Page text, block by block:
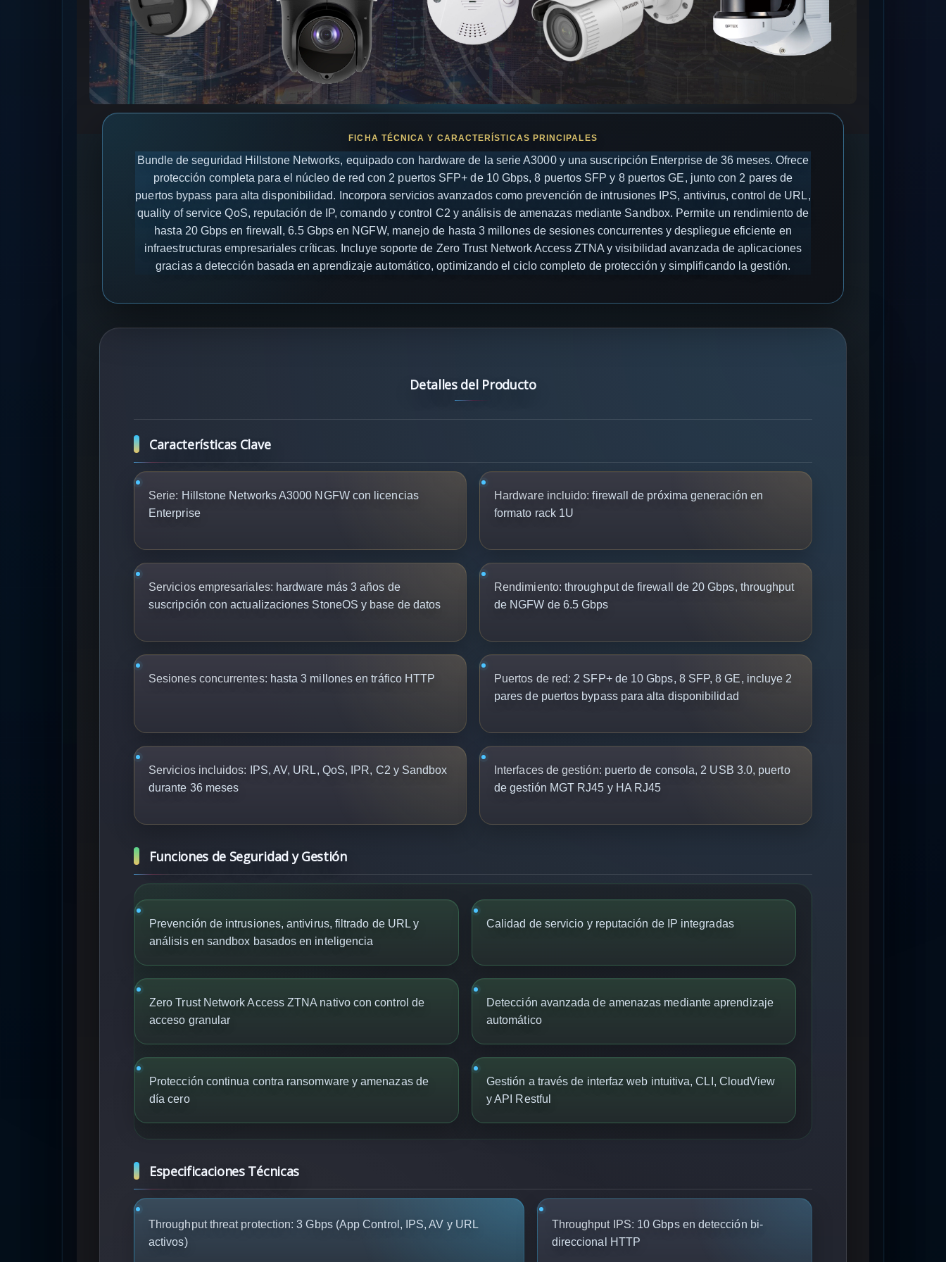
Bundle de seguridad Hillstone Networks, equipado con hardware de la serie A3000 y una suscripción Enterprise de 36 meses. Ofrece
protección completa para el núcleo de red con 2 puertos SFP+ de 10 Gbps, 8 puertos SFP y 8 puertos GE, junto con 2 pares de
puertos bypass para alta disponibilidad. Incorpora servicios avanzados como prevención de intrusiones IPS, antivirus, control de URL,
quality of service QoS, reputación de IP, comando y control C2 y análisis de amenazas mediante Sandbox. Permite un rendimiento de
hasta 20 Gbps en firewall, 6.5 Gbps en NGFW, manejo de hasta 3 millones de sesiones concurrentes y despliegue eficiente en
infraestructuras empresariales críticas. Incluye soporte de Zero Trust Network Access ZTNA y visibilidad avanzada de aplicaciones
gracias a detección basada en aprendizaje automático, optimizando el ciclo completo de protección y simplificando la gestión.
Detalles del Producto
Características Clave
Serie: Hillstone Networks A3000 NGFW con licencias
Enterprise
Hardware incluido: firewall de próxima generación en
formato rack 1U
Servicios empresariales: hardware más 3 años de
suscripción con actualizaciones StoneOS y base de datos
Rendimiento: throughput de firewall de 20 Gbps, throughput
de NGFW de 6.5 Gbps
Sesiones concurrentes: hasta 3 millones en tráfico HTTP Puertos de red: 2 SFP+ de 10 Gbps, 8 SFP, 8 GE, incluye 2
pares de puertos bypass para alta disponibilidad
Servicios incluidos: IPS, AV, URL, QoS, IPR, C2 y Sandbox
durante 36 meses
Interfaces de gestión: puerto de consola, 2 USB 3.0, puerto
de gestión MGT RJ45 y HA RJ45
Funciones de Seguridad y Gestión
Prevención de intrusiones, antivirus, filtrado de URL y
análisis en sandbox basados en inteligencia
Calidad de servicio y reputación de IP integradas
Zero Trust Network Access ZTNA nativo con control de
acceso granular
Detección avanzada de amenazas mediante aprendizaje
automático
Protección continua contra ransomware y amenazas de
día cero
Gestión a través de interfaz web intuitiva, CLI, CloudView
y API Restful
Especificaciones Técnicas
Throughput threat protection: 3 Gbps (App Control, IPS, AV y URL
activos)
Throughput IPS: 10 Gbps en detección bi-
direccional HTTP